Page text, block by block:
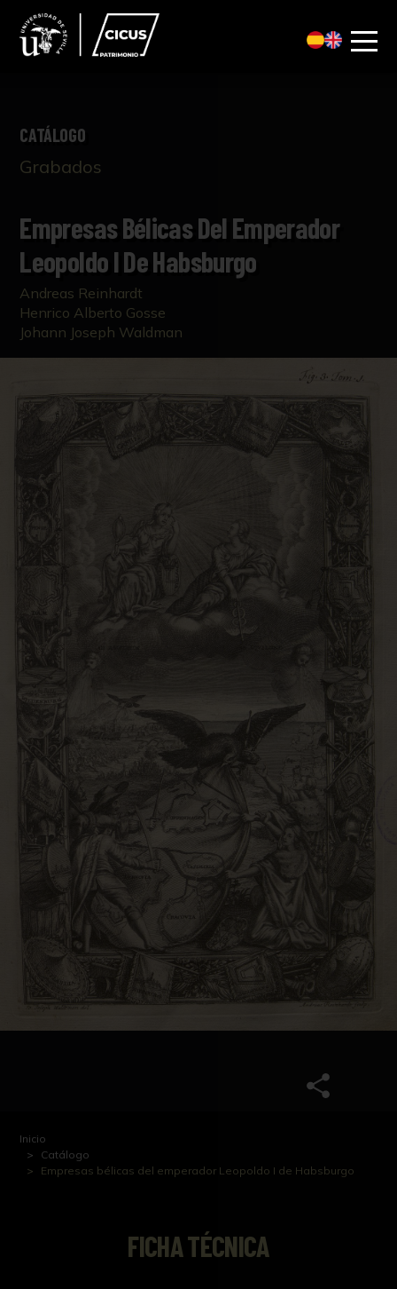
CATÁLOGO
Grabados
Empresas Bélicas Del Emperador
Leopoldo I De Habsburgo
Andreas Reinhardt
Henrico Alberto Gosse
Johann Joseph Waldman
Inicio
Catálogo
Empresas bélicas del emperador Leopoldo I de Habsburgo
FICHA TÉCNICA